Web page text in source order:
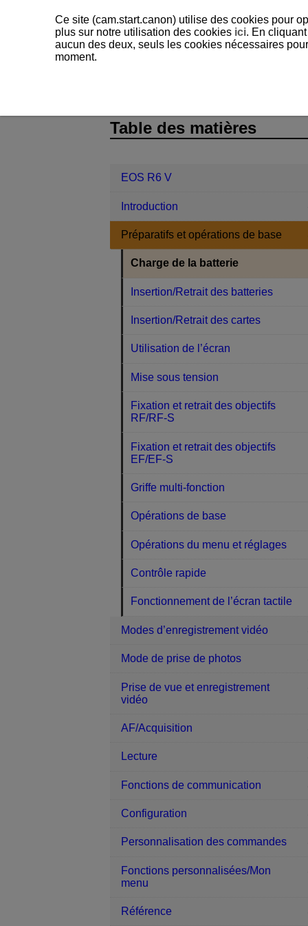
Table des matières
EOS R6 V
Introduction
Préparatifs et opérations de base
Charge de la batterie
Insertion/Retrait des batteries
Insertion/Retrait des cartes
Utilisation de l’écran
Mise sous tension
Fixation et retrait des objectifs
RF/RF-S
Fixation et retrait des objectifs
EF/EF-S
Griffe multi-fonction
Opérations de base
Opérations du menu et réglages
Contrôle rapide
Fonctionnement de l’écran tactile
Modes d’enregistrement vidéo
Mode de prise de photos
Prise de vue et enregistrement
vidéo
AF/Acquisition
Lecture
Fonctions de communication
Configuration
Personnalisation des commandes
Fonctions personnalisées/Mon
menu
Référence
Ce site (cam.start.canon) utilise des cookies pour
plus sur notre utilisation des cookies ici. En
aucun des deux, seuls les cookies nécessaires
moment.